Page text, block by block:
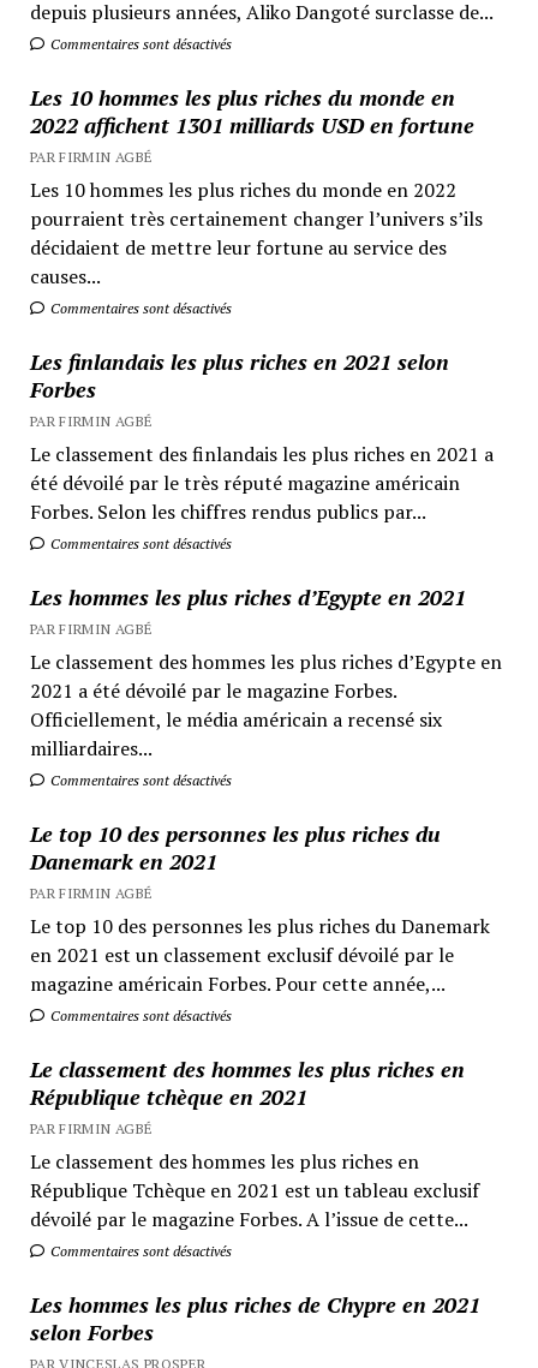
depuis plusieurs années, Aliko Dangoté surclasse de...
Commentaires sont désactivés
Les 10 hommes les plus riches du monde en
2022 affichent 1301 milliards USD en fortune
PAR FIRMIN AGBÉ
Les 10 hommes les plus riches du monde en 2022
pourraient très certainement changer l’univers s’ils
décidaient de mettre leur fortune au service des
causes...
Commentaires sont désactivés
Les finlandais les plus riches en 2021 selon
Forbes
PAR FIRMIN AGBÉ
Le classement des finlandais les plus riches en 2021 a
été dévoilé par le très réputé magazine américain
Forbes. Selon les chiffres rendus publics par...
Commentaires sont désactivés
Les hommes les plus riches d’Egypte en 2021
PAR FIRMIN AGBÉ
Le classement des hommes les plus riches d’Egypte en
2021 a été dévoilé par le magazine Forbes.
Officiellement, le média américain a recensé six
milliardaires...
Commentaires sont désactivés
Le top 10 des personnes les plus riches du
Danemark en 2021
PAR FIRMIN AGBÉ
Le top 10 des personnes les plus riches du Danemark
en 2021 est un classement exclusif dévoilé par le
magazine américain Forbes. Pour cette année,...
Commentaires sont désactivés
Le classement des hommes les plus riches en
République tchèque en 2021
PAR FIRMIN AGBÉ
Le classement des hommes les plus riches en
République Tchèque en 2021 est un tableau exclusif
dévoilé par le magazine Forbes. A l’issue de cette...
Commentaires sont désactivés
Les hommes les plus riches de Chypre en 2021
selon Forbes
PAR VINCESLAS PROSPER